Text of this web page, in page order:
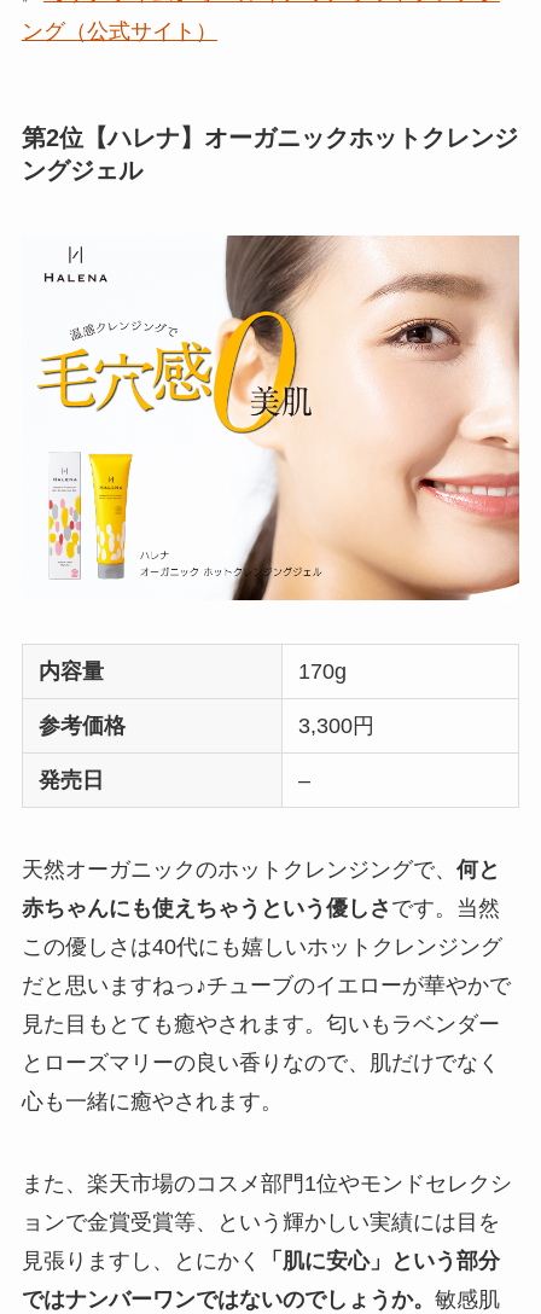
ング（公式サイト）
第2位【ハレナ】オーガニックホットクレンジ
ングジェル
内容量 170g
参考価格 3,300円
発売日 –
天然オーガニックのホットクレンジングで、 何と
赤ちゃんにも使えちゃうという優しさ です。当然
この優しさは40代にも嬉しいホットクレンジング
だと思いますねっ♪チューブのイエローが華やかで
見た目もとても癒やされます。匂いもラベンダー
とローズマリーの良い香りなので、肌だけでなく
心も一緒に癒やされます。
また、楽天市場のコスメ部門1位やモンドセレクシ
ョンで金賞受賞等、という輝かしい実績には目を
見張りますし、とにかく
「肌に安心」という部分
ではナンバーワンではないのでしょうか。 敏感肌